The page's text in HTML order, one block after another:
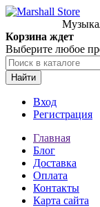
Корзина ждет
Выберите любое
Найти
Вход
Регистрация
Главная
Блог
Доставка
Оплата
Контакты
Карта сайта